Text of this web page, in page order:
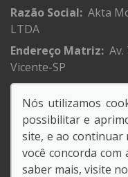
Razão Social: Akta
LTDA
Endereço Matriz:
Vicente-SP
Nós utilizamos
possibilitar e
site, e ao continuar
você concorda com
saber mais, visite